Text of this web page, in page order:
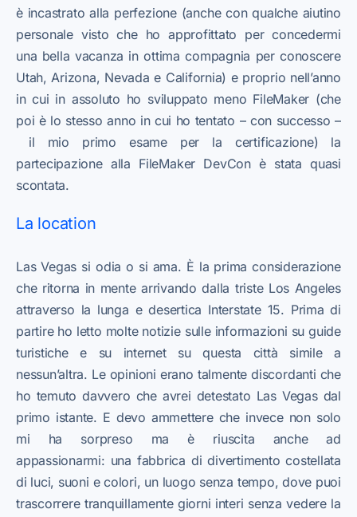
è incastrato alla perfezione (anche con qualche aiutino
personale visto che ho approfittato per concedermi
una bella vacanza in ottima compagnia per conoscere
Utah, Arizona, Nevada e California) e proprio nell’anno
in cui in assoluto ho sviluppato meno FileMaker (che
poi è lo stesso anno in cui ho tentato – con successo –
il mio primo esame per la certificazione) la
partecipazione alla FileMaker DevCon è stata quasi
scontata.
La location
Las Vegas si odia o si ama. È la prima considerazione
che ritorna in mente arrivando dalla triste Los Angeles
attraverso la lunga e desertica Interstate 15. Prima di
partire ho letto molte notizie sulle informazioni su guide
turistiche e su internet su questa città simile a
nessun’altra. Le opinioni erano talmente discordanti che
ho temuto davvero che avrei detestato Las Vegas dal
primo istante. E devo ammettere che invece non solo
mi ha sorpreso ma è riuscita anche ad
appassionarmi: una fabbrica di divertimento costellata
di luci, suoni e colori, un luogo senza tempo, dove puoi
trascorrere tranquillamente giorni interi senza vedere la